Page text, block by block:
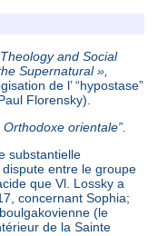
and Social
Supernatural »,
de l’ “hypostase”
Florensky).
orientale”.
substantielle
entre le groupe
que Vl. Lossky a
concernant Sophia;
(le
de la Sainte